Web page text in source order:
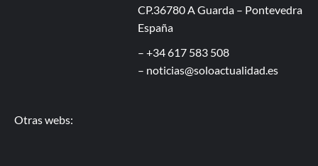
CP.36780 A Guarda – Pontevedra
España
– +34 617 583 508
– noticias@soloactualidad.es
Otras webs: